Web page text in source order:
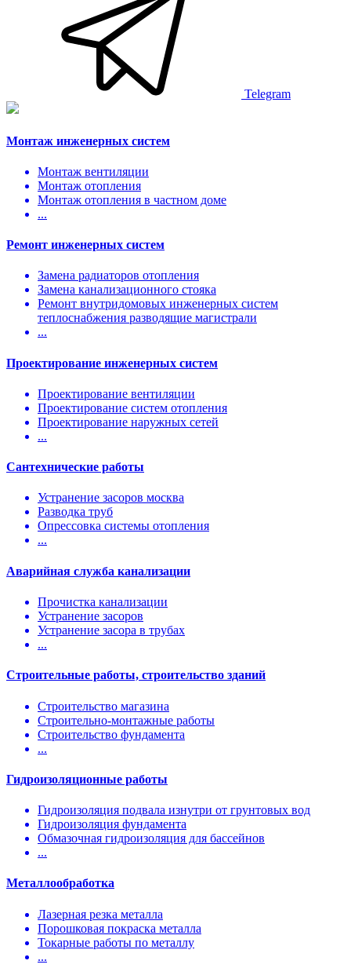
Telegram
Монтаж инженерных систем
Монтаж вентиляции
Монтаж отопления
Монтаж отопления в частном доме
...
Ремонт инженерных систем
Замена радиаторов отопления
Замена канализационного стояка
Ремонт внутридомовых инженерных систем
теплоснабжения разводящие магистрали
...
Проектирование инженерных систем
Проектирование вентиляции
Проектирование систем отопления
Проектирование наружных сетей
...
Сантехнические работы
Устранение засоров москва
Разводка труб
Опрессовка системы отопления
...
Аварийная служба канализации
Прочистка канализации
Устранение засоров
Устранение засора в трубах
...
Строительные работы, строительство зданий
Строительство магазина
Строительно-монтажные работы
Строительство фундамента
...
Гидроизоляционные работы
Гидроизоляция подвала изнутри от грунтовых вод
Гидроизоляция фундамента
Обмазочная гидроизоляция для бассейнов
...
Металлообработка
Лазерная резка металла
Порошковая покраска металла
Токарные работы по металлу
...